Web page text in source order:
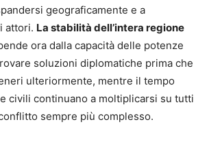
geograficamente e a
attori. La stabilità dell’intera regione
ora dalla capacità delle potenze
soluzioni diplomatiche prima che
ulteriormente, mentre il tempo
civili continuano a moltiplicarsi su tutti
sempre più complesso.